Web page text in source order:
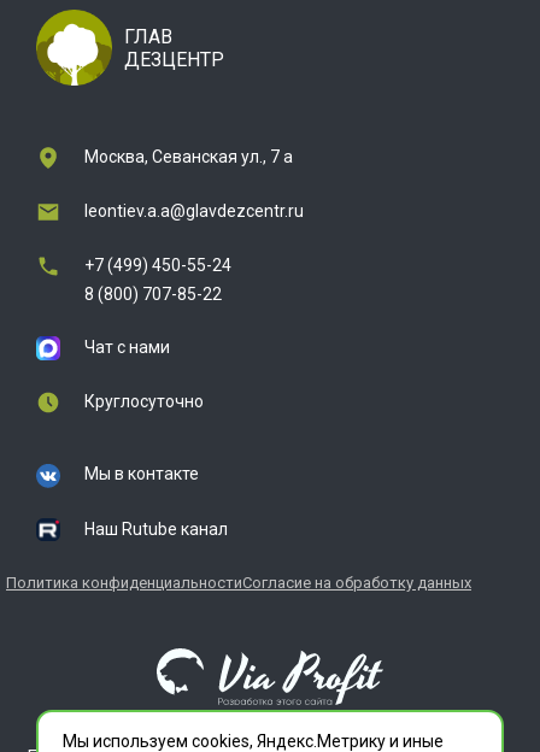
ГЛАВ
ДЕЗЦЕНТР
Москва, Севанская ул., 7 а
leontiev.a.a@glavdezcentr.ru
+7 (499) 450-55-24
8 (800) 707-85-22
Чат с нами
Круглосуточно
Мы в контакте
Наш Rutube канал
Политика конфиденциальностиСогласие на обработку данных
Мы используем cookies, Яндекс.Метрику и иные